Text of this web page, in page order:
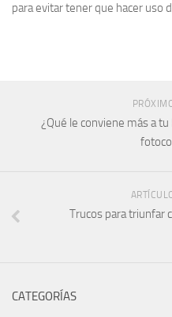
para evitar tener que hacer uso
¿Qué le conviene más a
Trucos para triunfar
CATEGORÍAS